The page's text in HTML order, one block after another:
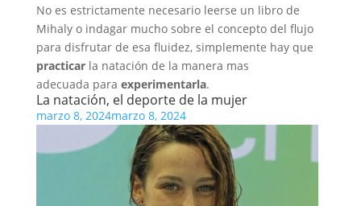
No es estrictamente necesario leerse un libro de
Mihaly o indagar mucho sobre el concepto del flujo
para disfrutar de esa fluidez, simplemente hay que
practicarla natación de la manera mas
adecuada para experimentarla.
La natación, el deporte de la mujer
marzo 8, 2024marzo 8, 2024